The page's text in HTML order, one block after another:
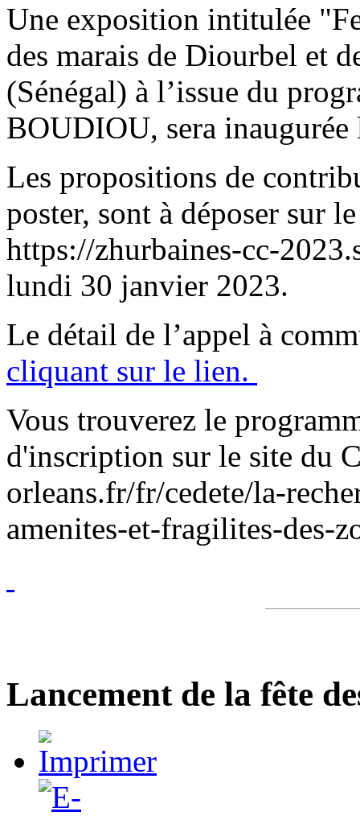
Une exposition intitulée
des marais de Diourbel et
(Sénégal) à l’issue du
BOUDIOU, sera
Les propositions de
poster, sont à déposer sur
https://zhurbaines-cc-
lundi 30 janvier 2023.
Le détail de l’appel à
cliquant sur le lien.
Vous trouverez le
d'inscription sur le site du
orleans.fr/fr/cedete/la-
amenites-et-fragilites-des-
Lancement de la fête